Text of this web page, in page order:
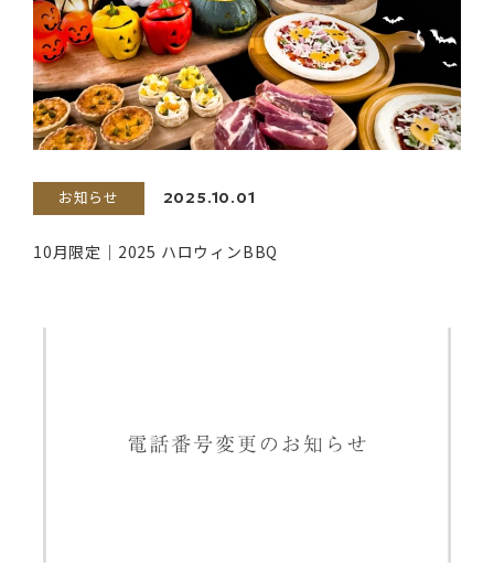
お知らせ 2025.10.01
10月限定｜2025 ハロウィンBBQ